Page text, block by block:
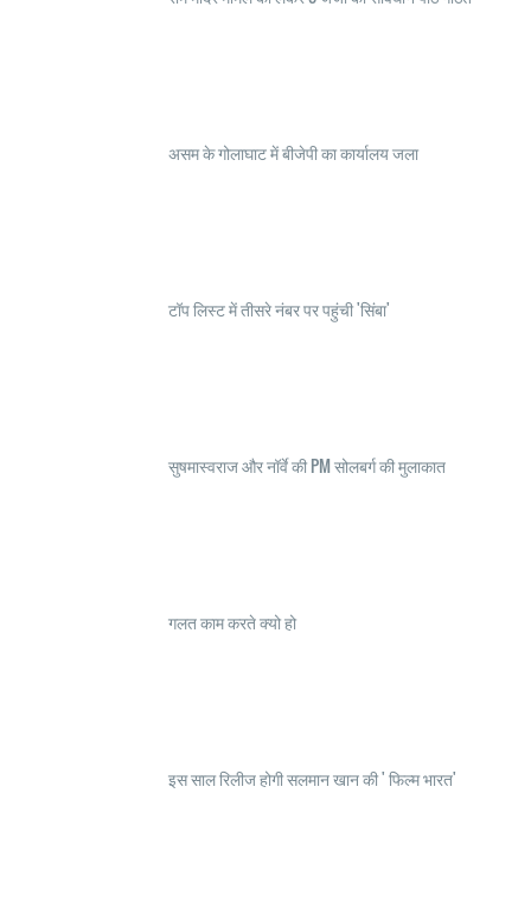
असम के गोलाघाट में बीजेपी का कार्यालय जला
टॉप लिस्ट में तीसरे नंबर पर पहुंची 'सिंबा'
सुषमास्वराज और नॉर्वे की PM सोलबर्ग की मुलाकात
गलत काम करते क्यो हो
इस साल रिलीज होगी सलमान खान की ' फिल्म भारत'